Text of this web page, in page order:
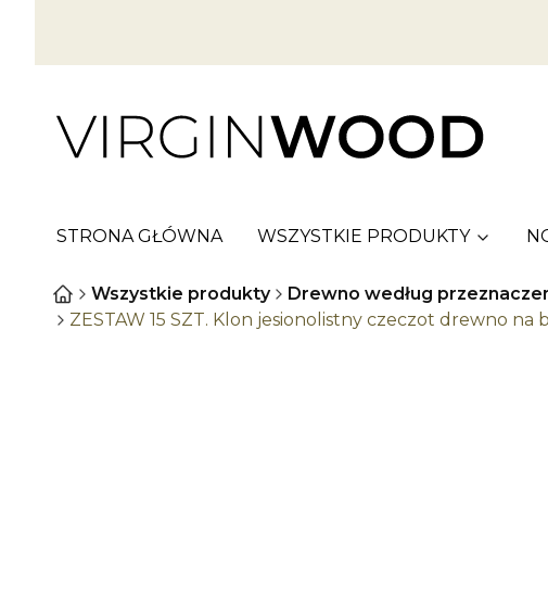
STRONA GŁÓWNA WSZYSTKIE PRODUKTY
Wszystkie produkty Drewno według
ZESTAW 15 SZT. Klon jesionolistny czeczot drewno na